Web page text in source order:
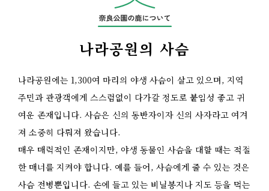
나라공원의 사슴
나라공원에는 1,300여 마리의 야생 사슴이 살고 있으며, 지역
주민과 관광객에게 스스럼없이 다가갈 정도로 붙임성 좋고 귀
여운 존재입니다. 사슴은 신의 동반자이자 신의 사자라고 여겨
져 소중히 다뤄져 왔습니다.
매우 매력적인 존재이지만, 야생 동물인 사슴을 대할 때는 적절
한 매너를 지켜야 합니다. 예를 들어, 사슴에게 줄 수 있는 것은
사슴 전병뿐입니다. 손에 들고 있는 비닐봉지나 지도 등을 먹는